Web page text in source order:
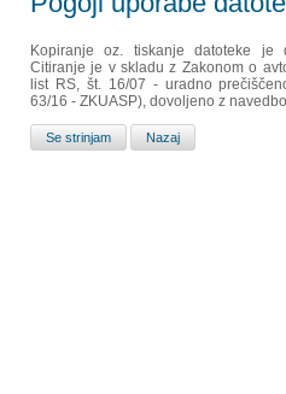
Kopiranje oz. tiskanje datoteke je
Citiranje je v skladu z Zakonom o
list RS, št. 16/07 - uradno
63/16 - ZKUASP), dovoljeno z